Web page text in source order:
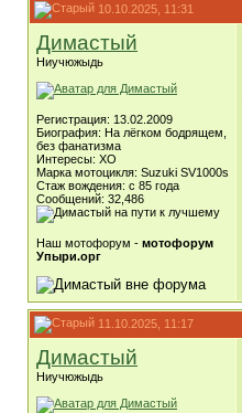
10.10.2025, 11:31
Димастый
Ниучюжыдь
Регистрация: 13.02.2009
Биография: На лёгком бодрящем,
без фанатизма
Интересы: ХО
Марка мотоцикля: Suzuki SV1000s
Стаж вождения: с 85 года
Сообщений: 32,486
Наш мотофорум - мотофорум
Упыри.орг
11.10.2025, 11:17
Димастый
Ниучюжыдь